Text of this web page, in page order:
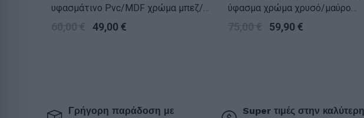
υφασμάτινο Pvc/MDF χρώμα μπεζ/
καρυδί 38x38x150εκ.
49,00 €
ύφασμα χρώμα χρυσό/μαύρο
38x21x155εκ.
59,90 €
Γρήγορη παράδοση με
Super τιμές στην καλύτερη